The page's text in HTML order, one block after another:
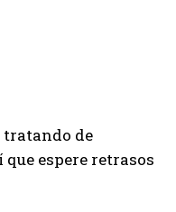
tratando de
espere retrasos